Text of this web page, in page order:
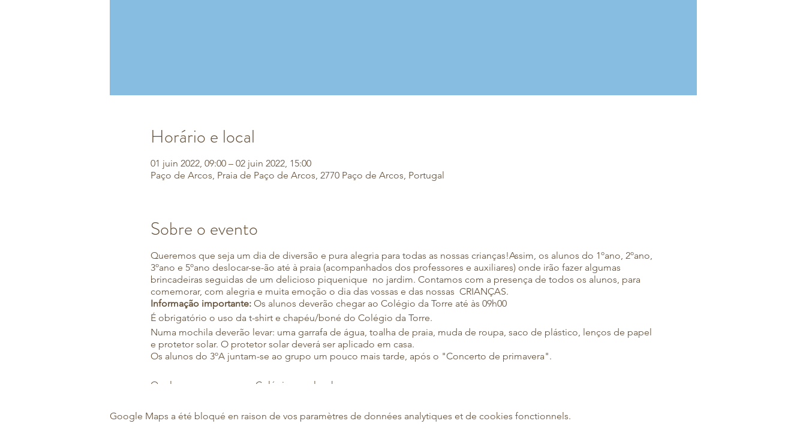
Horário e local
01 juin 2022, 09:00 – 02 juin 2022, 15:00
Paço de Arcos, Praia de Paço de Arcos, 2770 Paço de Arcos, Portugal
Sobre o evento
Queremos que seja um dia de diversão e pura alegria para todas as nossas crianças!Assim, os alunos do 1ºano, 2ºano,
3ºano e 5ºano deslocar-se-ão até à praia (acompanhados dos professores e auxiliares) onde irão fazer algumas
brincadeiras seguidas de um delicioso piquenique no jardim. Contamos com a presença de todos os alunos, para
comemorar, com alegria e muita emoção o dia das vossas e das nossas CRIANÇAS.
Informação importante:Os alunos deverão chegar ao Colégio da Torre até às 09h00
É obrigatório o uso da t-shirt e chapéu/boné do Colégio da Torre.
Numa mochila deverão levar: uma garrafa de água, toalha de praia, muda de roupa, saco de plástico, lenços de papel
e protetor solar. O protetor solar deverá ser aplicado em casa.
Os alunos do 3ºA juntam-se ao grupo um pouco mais tarde, após o "Concerto de primavera".
Os alunos regressam ao Colégio para lanchar.
Google Maps a été bloqué en raison de vos paramètres de données analytiques et de cookies fonctionnels.